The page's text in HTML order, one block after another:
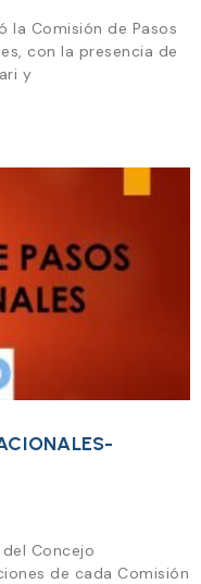
la Comisión de Pasos
con la presencia de
y
Concejo
de cada Comisión